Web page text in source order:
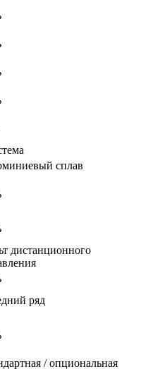
сплав
дистанционного
ряд
/ опциональная